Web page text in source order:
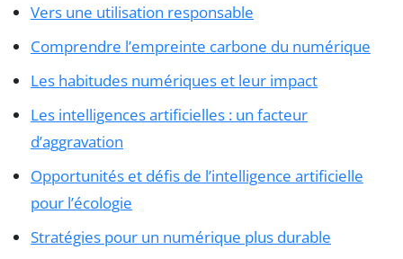
Vers une utilisation responsable
Comprendre l’empreinte carbone du numérique
Les habitudes numériques et leur impact
Les intelligences artificielles : un facteur
d’aggravation
Opportunités et défis de l’intelligence artificielle
pour l’écologie
Stratégies pour un numérique plus durable